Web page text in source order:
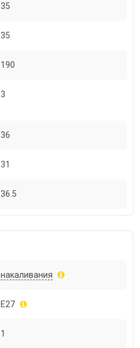
35
35
190
3
36
31
36.5
накаливания
E27
1